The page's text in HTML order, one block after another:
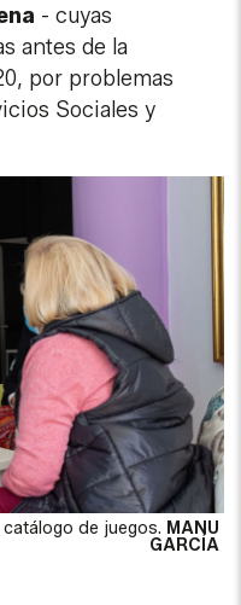
- cuyas
antes de la
por problemas
Sociales y
de juegos. MANU
GARCÍA